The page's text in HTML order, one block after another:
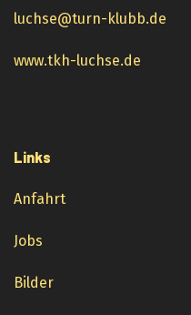
luchse@turn-klubb.de
www.tkh-luchse.de
Links
Anfahrt
Jobs
Bilder